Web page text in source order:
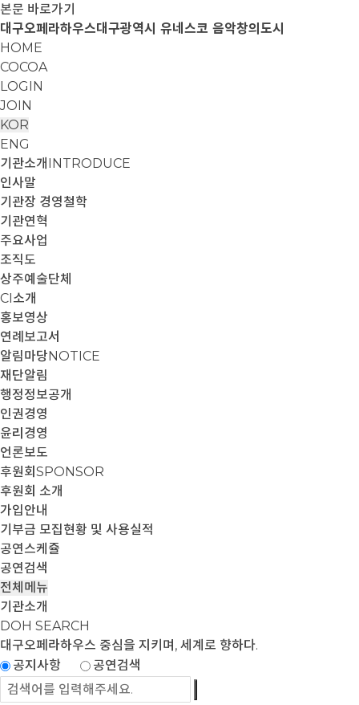
본문 바로가기
대구오페라하우스대구광역시 유네스코 음악창의도시
HOME
COCOA
LOGIN
JOIN
KOR
ENG
기관소개 INTRODUCE
인사말
기관장 경영철학
기관연혁
주요사업
조직도
상주예술단체
CI소개
홍보영상
연례보고서
알림마당NOTICE
재단알림
행정정보공개
인권경영
윤리경영
언론보도
후원회 SPONSOR
후원회 소개
가입안내
기부금 모집현황 및 사용실적
공연스케쥴
공연검색
전체메뉴
기관소개
DOH SEARCH
대구오페라하우스 중심을 지키며, 세계로 향하다.
공지사항
공연검색